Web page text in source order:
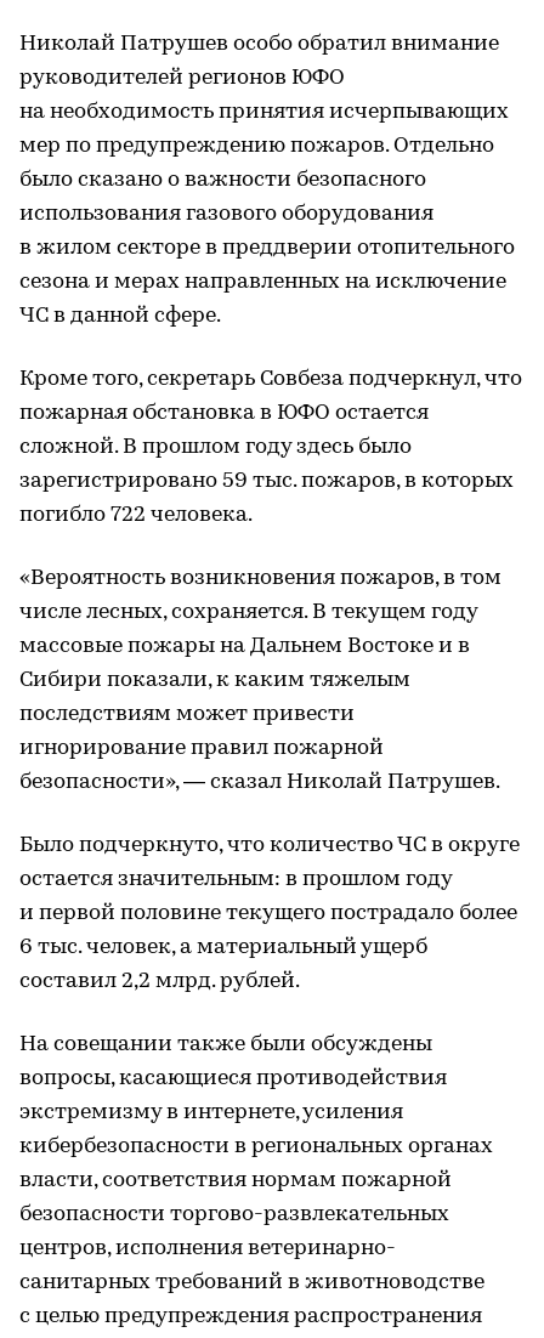
Николай Патрушев особо обратил внимание
руководителей регионов ЮФО
на необходимость принятия исчерпывающих
мер по предупреждению пожаров. Отдельно
было сказано о важности безопасного
использования газового оборудования
в жилом секторе в преддверии отопительного
сезона и мерах направленных на исключение
ЧС в данной сфере.
Кроме того, секретарь Совбеза подчеркнул, что
пожарная обстановка в ЮФО остается
сложной. В прошлом году здесь было
зарегистрировано 59 тыс. пожаров, в которых
погибло 722 человека.
«Вероятность возникновения пожаров, в том
числе лесных, сохраняется. В текущем году
массовые пожары на Дальнем Востоке и в
Сибири показали, к каким тяжелым
последствиям может привести
игнорирование правил пожарной
безопасности», — сказал Николай Патрушев.
Было подчеркнуто, что количество ЧС в округе
остается значительным: в прошлом году
и первой половине текущего пострадало более
6 тыс. человек, а материальный ущерб
составил 2,2 млрд. рублей.
На совещании также были обсуждены
вопросы, касающиеся противодействия
экстремизму в интернете, усиления
кибербезопасности в региональных органах
власти, соответствия нормам пожарной
безопасности торгово-развлекательных
центров, исполнения ветеринарно-
санитарных требований в животноводстве
с целью предупреждения распространения